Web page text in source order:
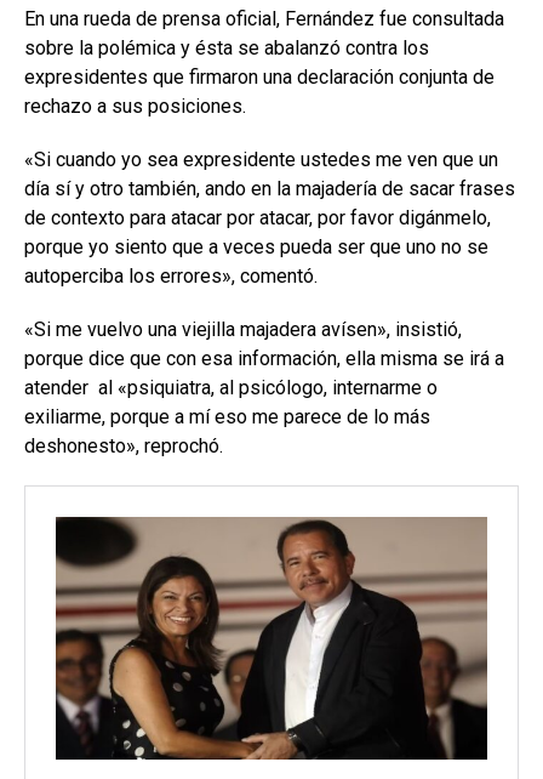
En una rueda de prensa oficial, Fernández fue consultada
sobre la polémica y ésta se abalanzó contra los
expresidentes que firmaron una declaración conjunta de
rechazo a sus posiciones.
«Si cuando yo sea expresidente ustedes me ven que un
día sí y otro también, ando en la majadería de sacar frases
de contexto para atacar por atacar, por favor digánmelo,
porque yo siento que a veces pueda ser que uno no se
autoperciba los errores», comentó.
«Si me vuelvo una viejilla majadera avísen», insistió,
porque dice que con esa información, ella misma se irá a
atender al «psiquiatra, al psicólogo, internarme o
exiliarme, porque a mí eso me parece de lo más
deshonesto», reprochó.